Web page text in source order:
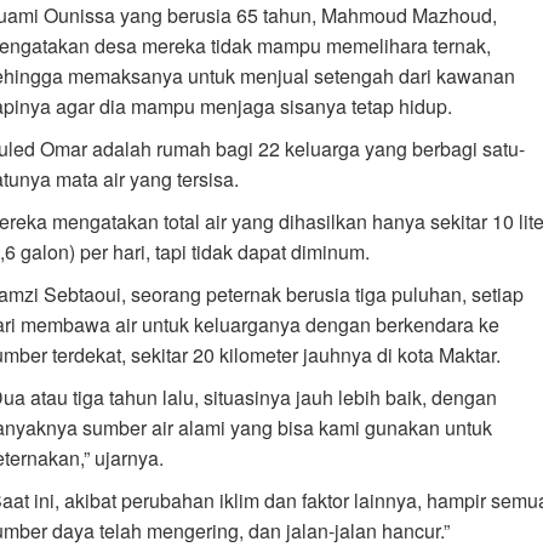
Ounissa yang berusia 65 tahun, Mahmoud Mazhoud,
desa mereka tidak mampu memelihara ternak,
memaksanya untuk menjual setengah dari kawanan
agar dia mampu menjaga sisanya tetap hidup.
Omar adalah rumah bagi 22 keluarga yang berbagi satu-
mata air yang tersisa.
mengatakan total air yang dihasilkan hanya sekitar 10
galon) per hari, tapi tidak dapat diminum.
Sebtaoui, seorang peternak berusia tiga puluhan, setiap
membawa air untuk keluarganya dengan berkendara ke
terdekat, sekitar 20 kilometer jauhnya di kota Maktar.
atau tiga tahun lalu, situasinya jauh lebih baik, dengan
sumber air alami yang bisa kami gunakan untuk
ujarnya.
ini, akibat perubahan iklim dan faktor lainnya, hampir
daya telah mengering, dan jalan-jalan hancur.”